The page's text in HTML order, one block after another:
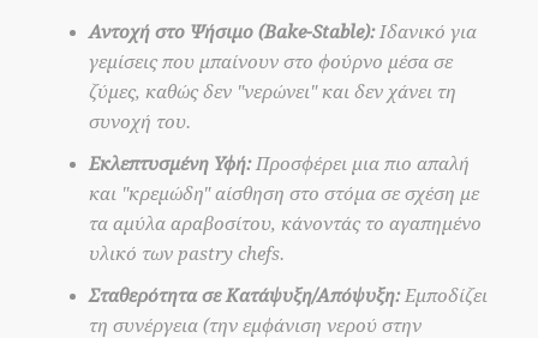
Αντοχή στο Ψήσιμο (Bake-Stable):Ιδανικό για
γεμίσεις που μπαίνουν στο φούρνο μέσα σε
ζύμες, καθώς δεν "νερώνει" και δεν χάνει τη
συνοχή του.
Εκλεπτυσμένη Υφή:Προσφέρει μια πιο απαλή
και "κρεμώδη" αίσθηση στο στόμα σε σχέση με
τα αμύλα αραβοσίτου, κάνοντάς το αγαπημένο
υλικό των pastry chefs.
Σταθερότητα σε Κατάψυξη/Απόψυξη:Εμποδίζει
τη συνέργεια (την εμφάνιση νερού στην